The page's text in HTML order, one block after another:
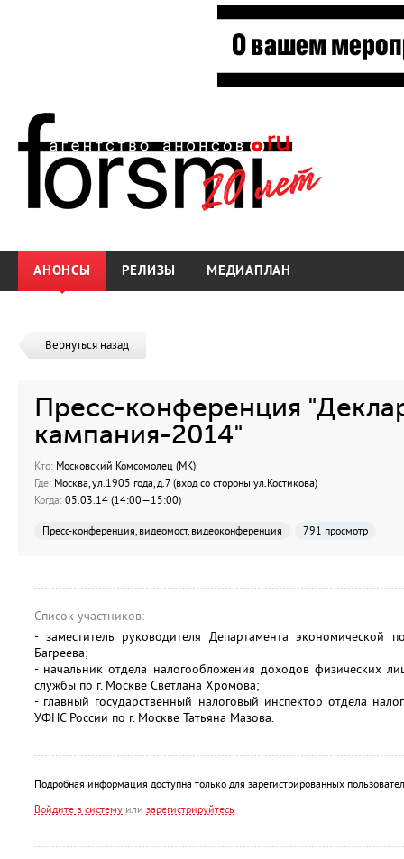
АНОНСЫ РЕЛИЗЫ МЕДИАПЛАН
Вернуться назад
Пресс-конференция
кампания-2014"
Кто: Московский Комсомолец (МК)
Где: Москва, ул.1905 года, д.7 (вход со стороны ул.Костикова)
Когда: 05.03.14 (14:00—15:00)
Пресс-конференция, видеомост, видеоконференция 791 просмотр
Список участников:
- заместитель руководителя Департамента экономической
Багреева;
- начальник отдела налогообложения доходов физических
службы по г. Москве Светлана Хромова;
- главный государственный налоговый инспектор отдела
УФНС России по г. Москве Татьяна Мазова.
Подробная информация доступна только для зарегистрированных
Войдите в систему или зарегистрируйтесь